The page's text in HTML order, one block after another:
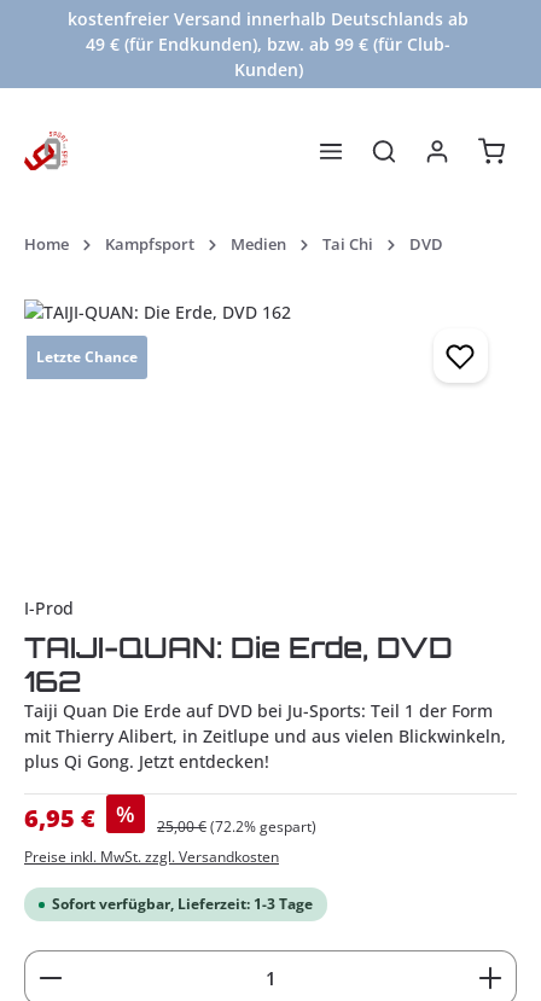
Zum Hauptinhalt springen
kostenfreier Versand innerhalb Deutschlands ab
49 € (für Endkunden), bzw. ab 99 € (für Club-
Kunden)
Home Kampfsport Medien Tai Chi DVD
Bildergalerie überspringen
Letzte Chance
I-Prod
TAIJI-QUAN: Die Erde, DVD
162
Taiji Quan Die Erde auf DVD bei Ju-Sports: Teil 1 der Form
mit Thierry Alibert, in Zeitlupe und aus vielen Blickwinkeln,
plus Qi Gong. Jetzt entdecken!
Verkaufspreis:
6,95 € % Regulärer Preis:
25,00 €(72.2% gespart)
Preise inkl. MwSt. zzgl. Versandkosten
Sofort verfügbar, Lieferzeit: 1-3 Tage
Produkt Anzahl: Gib den gewünschten Wert ein